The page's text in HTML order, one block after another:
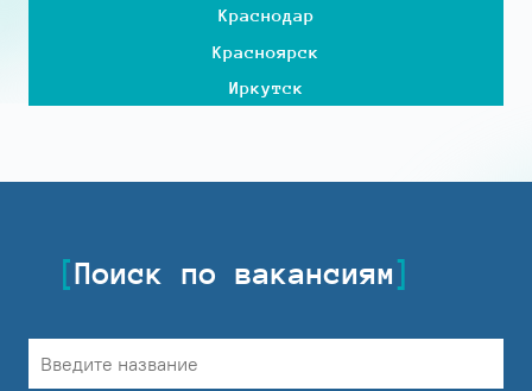
Краснодар
Красноярск
Иркутск
Поиск по вакансиям